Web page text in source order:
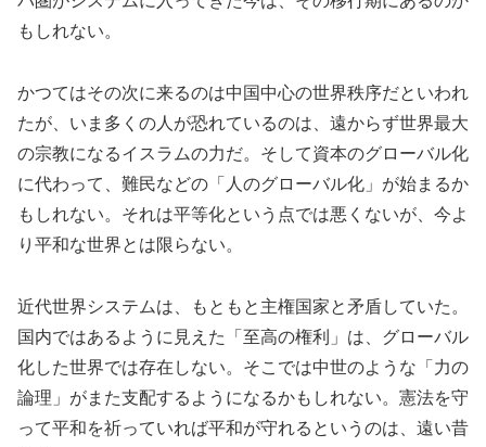
もしれない。
かつてはその次に来るのは中国中心の世界秩序だといわれ
たが、いま多くの人が恐れているのは、遠からず世界最大
の宗教になるイスラムの力だ。そして資本のグローバル化
に代わって、難民などの「人のグローバル化」が始まるか
もしれない。それは平等化という点では悪くないが、今よ
り平和な世界とは限らない。
近代世界システムは、もともと主権国家と矛盾していた。
国内ではあるように見えた「至高の権利」は、グローバル
化した世界では存在しない。そこでは中世のような「力の
論理」がまた支配するようになるかもしれない。憲法を守
って平和を祈っていれば平和が守れるというのは、遠い昔